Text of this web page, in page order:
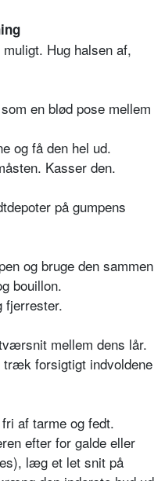
Hug halsen af,
en blød pose mellem
og få den hel ud.
Kasser den.
på gumpens
og bruge den sammen
bouillon.
fjerrester.
mellem dens lår.
forsigtigt indvoldene
af tarme og fedt.
efter for galde eller
læg et let snit på